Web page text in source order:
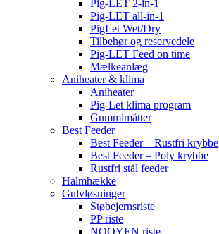
Pig-LET 2-in-1
Pig-LET all-in-1
PigLet Wet/Dry
Tilbehør og reservedele
Pig-LET Feed on time
Mælkeanlæg
Aniheater & klima
Aniheater
Pig-Let klima program
Gummimåtter
Best Feeder
Best Feeder – Rustfri krybbe
Best Feeder – Poly krybbe
Rustfri stål feeder
Halmhække
Gulvløsninger
Støbejernsriste
PP riste
NOOYEN riste